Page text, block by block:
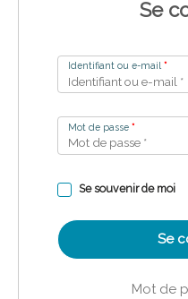
Se
Identifiant ou e-mail *
Mot de passe *
Se souvenir de moi
Se
Mot de